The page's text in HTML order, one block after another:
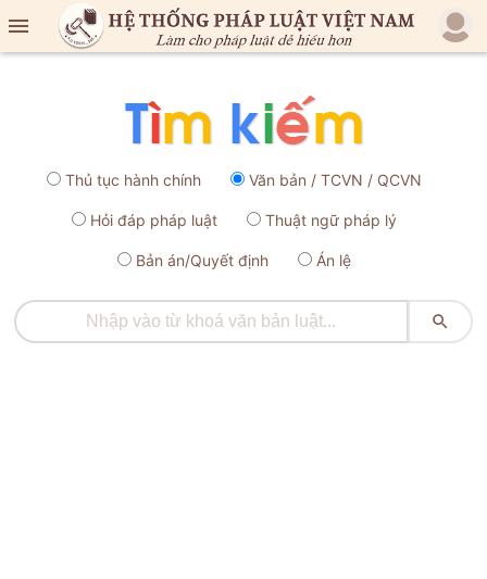

Thủ tục hành chính Văn bản / TCVN / QCVN
Hỏi đáp pháp luật Thuật ngữ pháp lý
Bản án/Quyết định Án lệ
